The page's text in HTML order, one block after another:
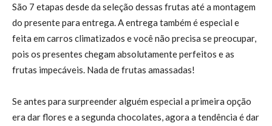
São 7 etapas desde da seleção dessas frutas até a montagem
do presente para entrega. A entrega também é especial e
feita em carros climatizados e você não precisa se preocupar,
pois os presentes chegam absolutamente perfeitos e as
frutas impecáveis. Nada de frutas amassadas!
Se antes para surpreender alguém especial a primeira opção
era dar flores e a segunda chocolates, agora a tendência é dar